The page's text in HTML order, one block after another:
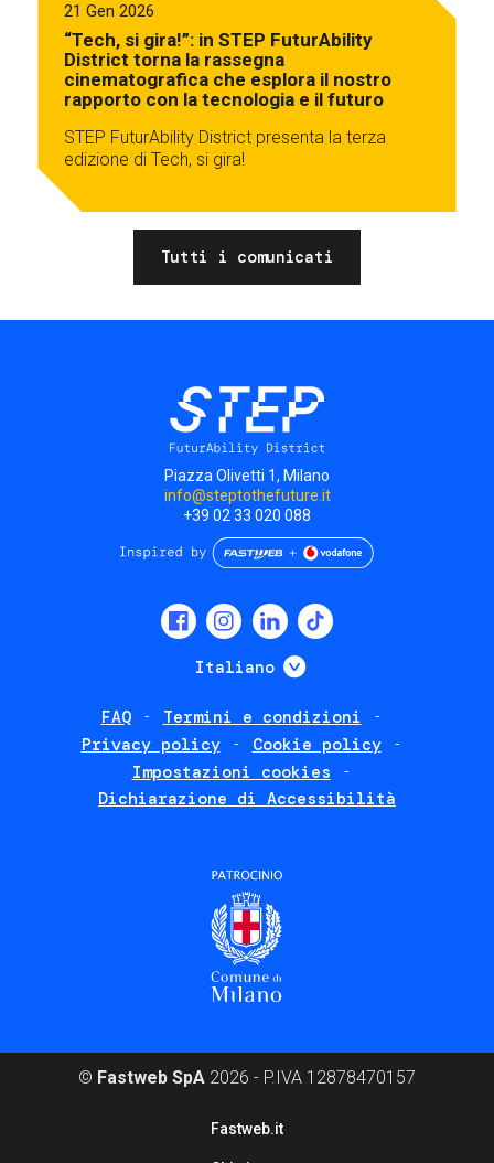
21 Gen 2026
“Tech, si gira!”: in STEP FuturAbility
District torna la rassegna
cinematografica che esplora il nostro
rapporto con la tecnologia e il futuro
STEP FuturAbility District presenta la terza
edizione di Tech, si gira!
Tutti i comunicati
Piazza Olivetti 1, Milano
info@steptothefuture.it
+39 02 33 020 088
Italiano Mostra ulteriori
FAQ
Termini e condizioni
Privacy policy
Cookie policy
Impostazioni cookies
Dichiarazione di Accessibilità
© Fastweb SpA 2026 - P.IVA 12878470157
Fastweb.it